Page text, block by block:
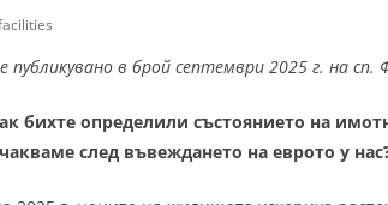
в брой септември 2025 г. на сп.
бихте определили състоянието на
след въвеждането на еврото у